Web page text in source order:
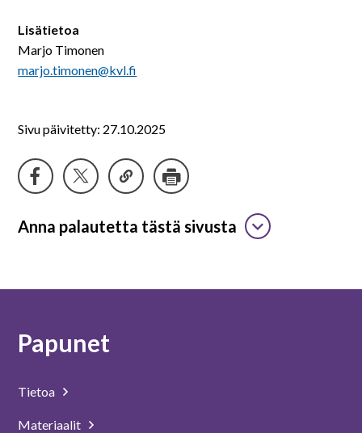
Lisätietoa
Marjo Timonen
marjo.timonen@kvl.fi
Sivu päivitetty: 27.10.2025
Anna palautetta tästä sivusta
Papunet
Tietoa
Materiaalit